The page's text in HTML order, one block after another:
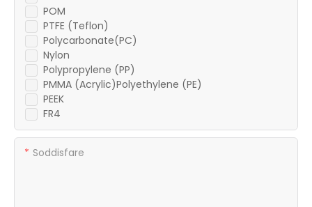
POM
PTFE (Teflon)
Polycarbonate(PC)
Nylon
Polypropylene (PP)
PMMA (Acrylic)Polyethylene (PE)
PEEK
FR4
Soddisfare